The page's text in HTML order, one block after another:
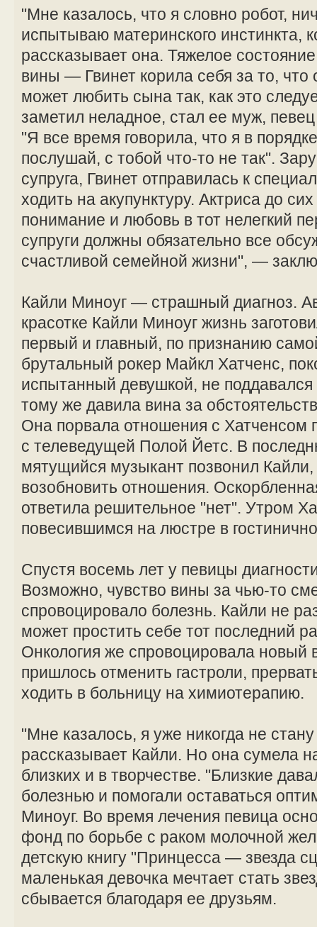
"Мне казалось, что я словно робот,
испытываю материнского инстинкта,
рассказывает она. Тяжелое
вины — Гвинет корила себя за то, что
может любить сына так, как это
заметил неладное, стал ее муж,
"Я все время говорила, что я в
послушай, с тобой что-то не так".
супруга, Гвинет отправилась к
ходить на акупунктуру. Актриса до
понимание и любовь в тот нелегкий
супруги должны обязательно все
счастливой семейной жизни", —
Кайли Миноуг — страшный диагноз.
красотке Кайли Миноуг жизнь
первый и главный, по признанию
брутальный рокер Майкл Хатченс,
испытанный девушкой, не
тому же давила вина за
Она порвала отношения с Хатченсом
с телеведущей Полой Йетс. В
мятущийся музыкант позвонил Кайли,
возобновить отношения.
ответила решительное "нет". Утром
повесившимся на люстре в
Спустя восемь лет у певицы
Возможно, чувство вины за чью-то
спровоцировало болезнь. Кайли не
может простить себе тот последний
Онкология же спровоцировала новый
пришлось отменить гастроли,
ходить в больницу на химиотерапию.
"Мне казалось, я уже никогда не
рассказывает Кайли. Но она сумела
близких и в творчестве. "Близкие
болезнью и помогали оставаться
Миноуг. Во время лечения певица
фонд по борьбе с раком молочной
детскую книгу "Принцесса — звезда
маленькая девочка мечтает стать
сбывается благодаря ее друзьям.